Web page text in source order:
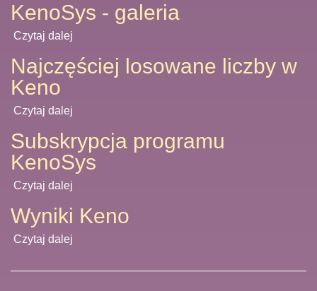
KenoSys - galeria
Czytaj dalej
Najczęściej losowane liczby w
Keno
Czytaj dalej
Subskrypcja programu
KenoSys
Czytaj dalej
Wyniki Keno
Czytaj dalej